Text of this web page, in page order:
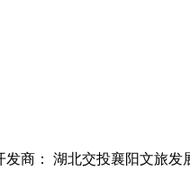
发商： 湖北交投襄阳文旅发